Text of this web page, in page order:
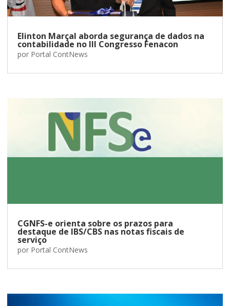
Elinton Marçal aborda segurança de dados na
contabilidade no III Congresso Fenacon
por Portal ContNews
CGNFS-e orienta sobre os prazos para
destaque de IBS/CBS nas notas fiscais de
serviço
por Portal ContNews